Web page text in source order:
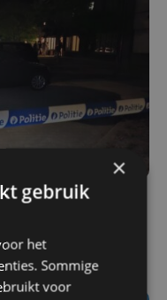
×
gebruik
het
Sommige
voor